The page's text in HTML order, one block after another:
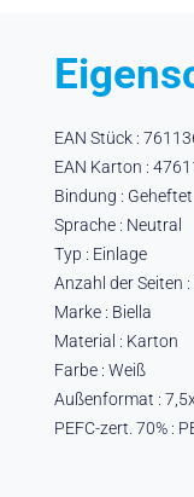
EAN Stück :
EAN Karton :
Bindung : Geheftet
Sprache : Neutral
Typ : Einlage
Anzahl der Seiten :
Marke : Biella
Material : Karton
Farbe : Weiß
Außenformat :
PEFC-zert. 70% :